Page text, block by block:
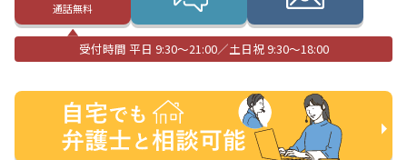
通話無料
受付時間 平日 9:30〜21:00／土日祝 9:30〜18:00